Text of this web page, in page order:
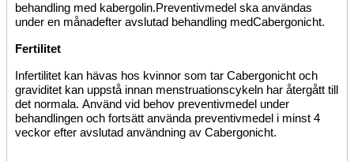
behandling med kabergolin.Preventivmedel ska användas
under en månadefter avslutad behandling medCabergonicht.
Fertilitet
Infertilitet kan hävas hos kvinnor som tar Cabergonicht och
graviditet kan uppstå innan menstruationscykeln har återgått till
det normala. Använd vid behov preventivmedel under
behandlingen och fortsätt använda preventivmedel i minst 4
veckor efter avslutad användning av Cabergonicht.